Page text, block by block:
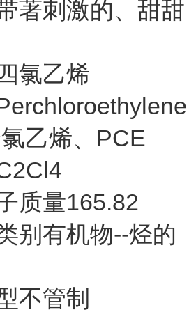
著刺激的、甜甜
乙烯
烯、PCE
量165.82
有机物--烃的
管制